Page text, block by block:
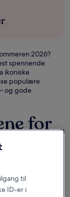
2026?
spennende
ikoniske
populære
og gode
for
til
ID-er i